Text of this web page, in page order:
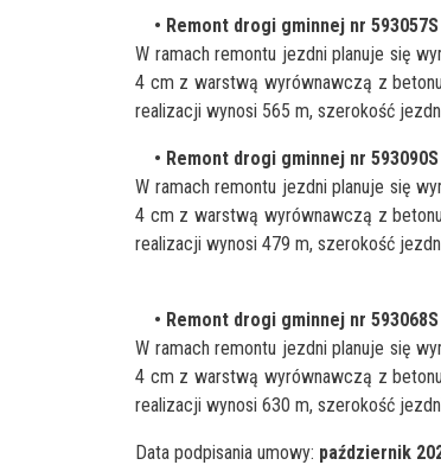
• Remont drogi gminnej nr
W ramach remontu jezdni planuje się
4 cm z warstwą wyrównawczą z
realizacji wynosi 565 m, szerokość
• Remont drogi gminnej nr
W ramach remontu jezdni planuje się
4 cm z warstwą wyrównawczą z
realizacji wynosi 479 m, szerokość
• Remont drogi gminnej nr
W ramach remontu jezdni planuje się
4 cm z warstwą wyrównawczą z
realizacji wynosi 630 m, szerokość
Data podpisania umowy: październik